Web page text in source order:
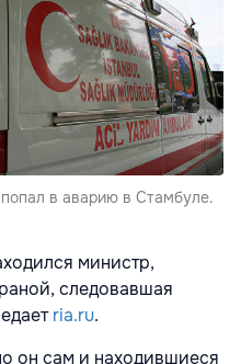
в аварию в Стамбуле.
министр,
следовавшая
ria.ru.
он сам и находившиеся